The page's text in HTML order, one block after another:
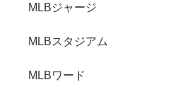
MLBジャージ
MLBスタジアム
MLBワード